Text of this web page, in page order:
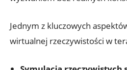
Jednym ⁢z kluczowych
wirtualnej​ rzeczywistości w